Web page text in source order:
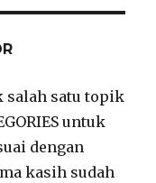
salah satu topik
untuk
dengan
kasih sudah